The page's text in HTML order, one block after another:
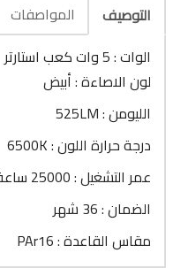
التوصيف
المواصفات
الوات : 5 وات كعب استارتر
لون الاصاءة : أبيض
الليومن : 525LM
درجة حرارة اللون : 6500K
عمر التشغيل : 25000 ساعة عمل
الضمان : 36 شهر
مقاس القاعدة : PAr16